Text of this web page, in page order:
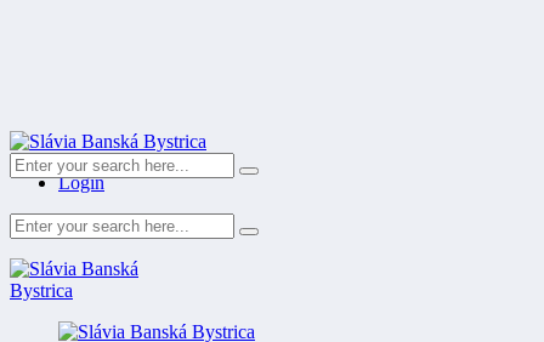
Register
Login